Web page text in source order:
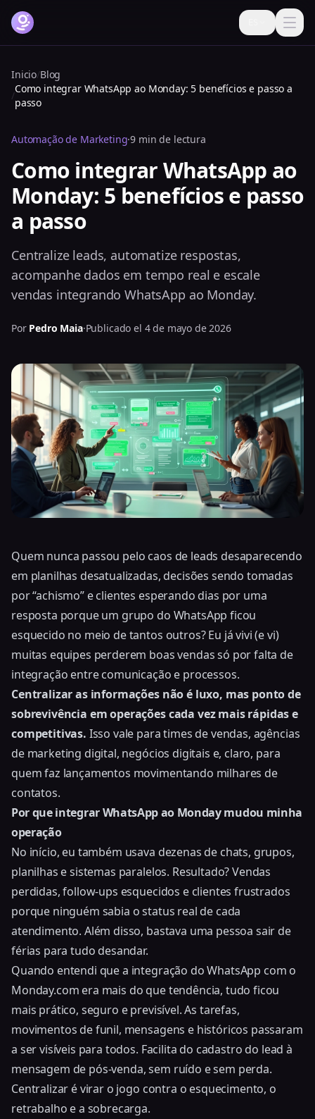
Funcionalidades
Blog
Ayuda
Iniciar sesión
Prueba gratis ahora
Inicio/Blog
/
Como integrar WhatsApp ao Monday: 5 benefícios e passo a
passo
Automação de Marketing·9 min de lectura
Como integrar WhatsApp ao
Monday: 5 benefícios e passo
a passo
Centralize leads, automatize respostas,
acompanhe dados em tempo real e escale
vendas integrando WhatsApp ao Monday.
Por Pedro Maia·Publicado el 4 de mayo de 2026
Quem nunca passou pelo caos de leads desaparecendo
em planilhas desatualizadas, decisões sendo tomadas
por “achismo” e clientes esperando dias por uma
resposta porque um grupo do WhatsApp ficou
esquecido no meio de tantos outros? Eu já vivi (e vi)
muitas equipes perderem boas vendas só por falta de
integração entre comunicação e processos.
Centralizar as informações não é luxo, mas ponto de
sobrevivência em operações cada vez mais rápidas e
competitivas. Isso vale para times de vendas, agências
de marketing digital, negócios digitais e, claro, para
quem faz lançamentos movimentando milhares de
contatos.
Por que integrar WhatsApp ao Monday mudou minha
operação
No início, eu também usava dezenas de chats, grupos,
planilhas e sistemas paralelos. Resultado? Vendas
perdidas, follow-ups esquecidos e clientes frustrados
porque ninguém sabia o status real de cada
atendimento. Além disso, bastava uma pessoa sair de
férias para tudo desandar.
Quando entendi que a integração do WhatsApp com o
Monday.com era mais do que tendência, tudo ficou
mais prático, seguro e previsível. As tarefas,
movimentos de funil, mensagens e históricos passaram
a ser visíveis para todos. Facilita do cadastro do lead à
mensagem de pós-venda, sem ruído e sem perda.
Centralizar é virar o jogo contra o esquecimento, o
retrabalho e a sobrecarga.